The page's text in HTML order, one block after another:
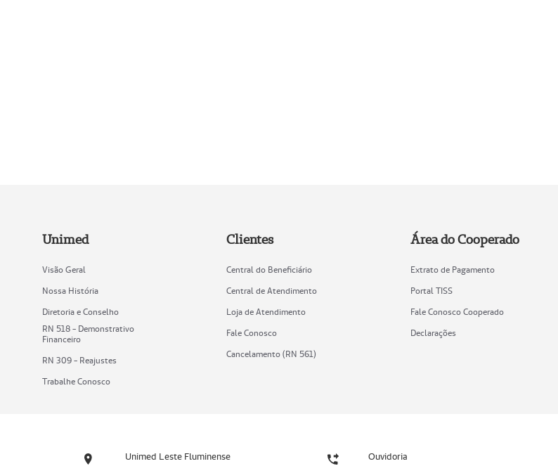
Unimed
Visão Geral
Nossa História
Diretoria e Conselho
RN 518 - Demonstrativo
Financeiro
RN 309 - Reajustes
Trabalhe Conosco
Clientes
Central do Beneficiário
Central de Atendimento
Loja de Atendimento
Fale Conosco
Cancelamento (RN 561)
Área do Cooperado
Extrato de Pagamento
Portal TISS
Fale Conosco Cooperado
Declarações
Unimed Leste Fluminense Ouvidoria